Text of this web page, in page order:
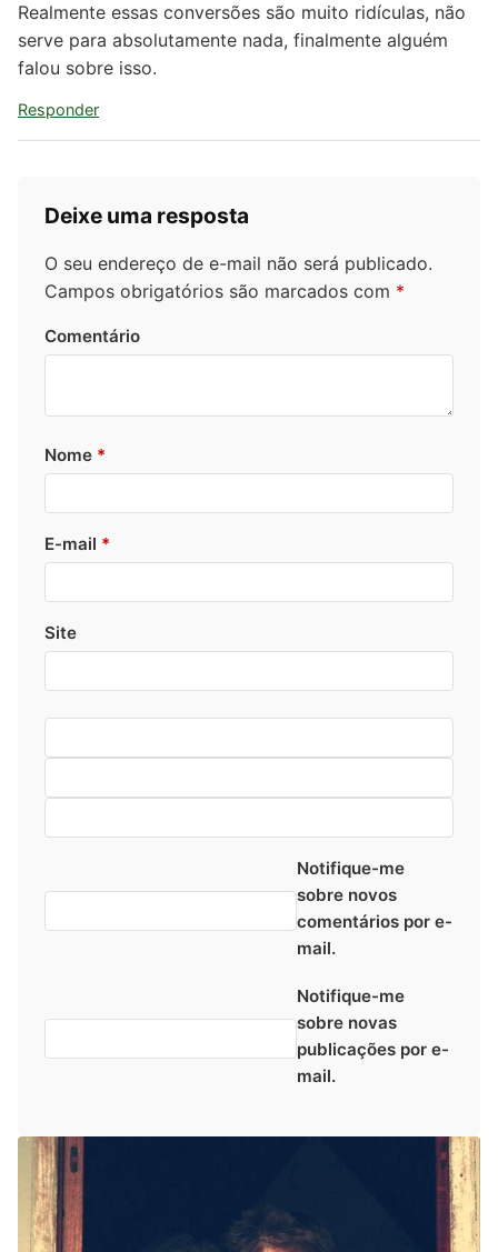
Realmente essas conversões são muito ridículas, não
serve para absolutamente nada, finalmente alguém
falou sobre isso.
Responder
Deixe uma resposta
O seu endereço de e-mail não será publicado.
Campos obrigatórios são marcados com *
Comentário
Nome *
E-mail *
Site
Notifique-me
sobre novos
comentários por e-
mail.
Notifique-me
sobre novas
publicações por e-
mail.